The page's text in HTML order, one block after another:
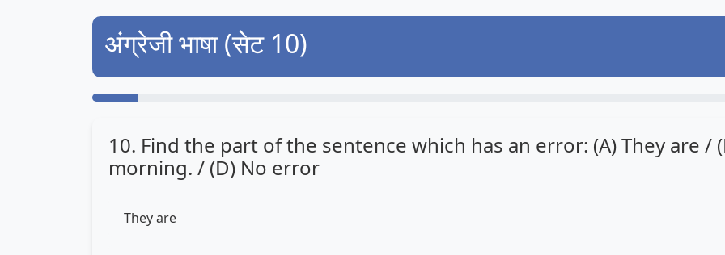
अंग्रेजी भाषा (सेट 10)
10. Find the part of the sentence which has an error: (A) They are /
morning. / (D) No error
They are